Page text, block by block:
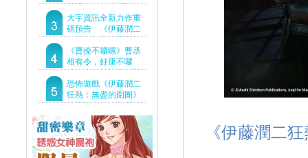
登場 Steam 新品節
首支預告片及遊戲
Demo重磅釋出
大宇資訊全新力作重
磅預告 《伊藤潤二
狂熱：無盡的囹圄》
驚悚亮相 ！伊藤潤二
恐怖世界首度進軍
Steam
《曹操不囉嗦》曹丞
相有令，好康不囉
嗦！事前預約即刻開
跑！
恐怖遊戲《伊藤潤二
狂熱：無盡的囹圄》
今登陸Steam 詭異洋
樓開啟 同步釋出最新
預告片
《伊藤潤二